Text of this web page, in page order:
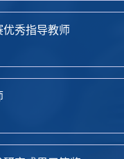
秀指导教师